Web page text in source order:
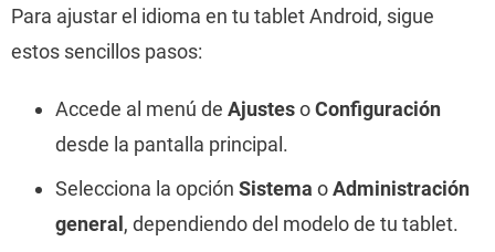
Para ajustar el idioma en tu tablet Android, sigue
estos sencillos pasos:
Accede al menú de AjustesoConfiguración
desde la pantalla principal.
Selecciona la opción Sistema oAdministración
general , dependiendo del modelo de tu tablet.